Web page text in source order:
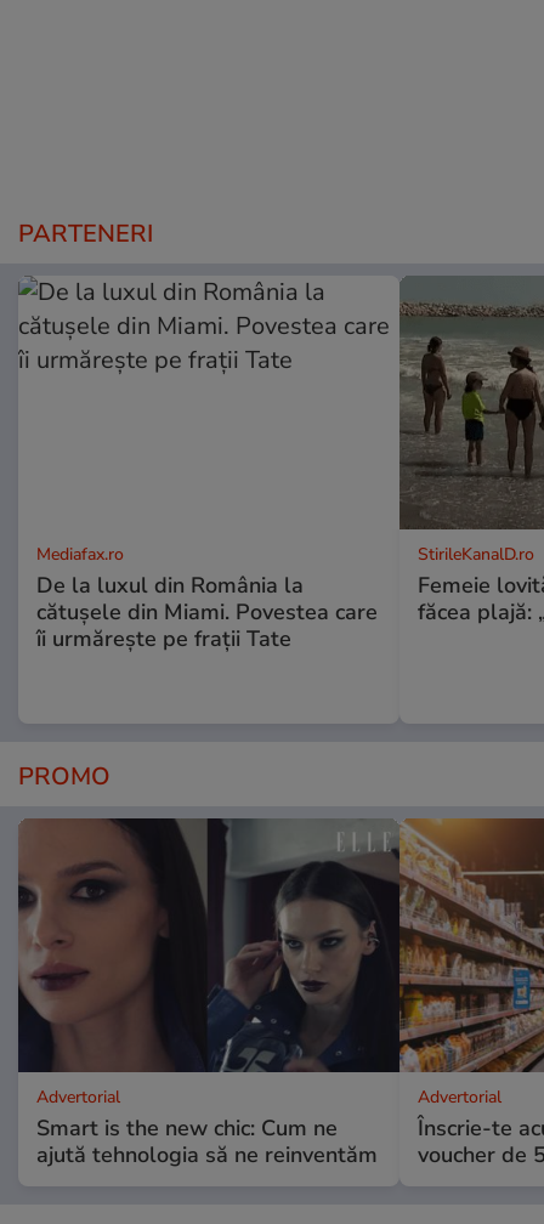
PARTENERI
Mediafax.ro
De la luxul din România la
cătușele din Miami. Povestea care
îi urmărește pe frații Tate
StirileKanalD.ro
Femeie
făcea plajă:
PROMO
Advertorial
Smart is the new chic: Cum ne
ajută tehnologia să ne reinventăm
Advertorial
Înscrie-te
voucher de